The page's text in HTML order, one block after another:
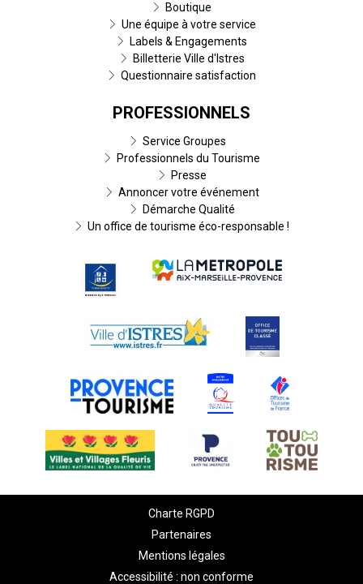
Boutique
Une équipe à votre service
Labels & Engagements
Billetterie Ville d'Istres
Questionnaire satisfaction
PROFESSIONNELS
Service Groupes
Professionnels du Tourisme
Presse
Annoncer votre événement
Démarche Qualité
Un office de tourisme éco-responsable !
Charte RGPD
Partenaires
Mentions légales
Accessibilité : non conforme